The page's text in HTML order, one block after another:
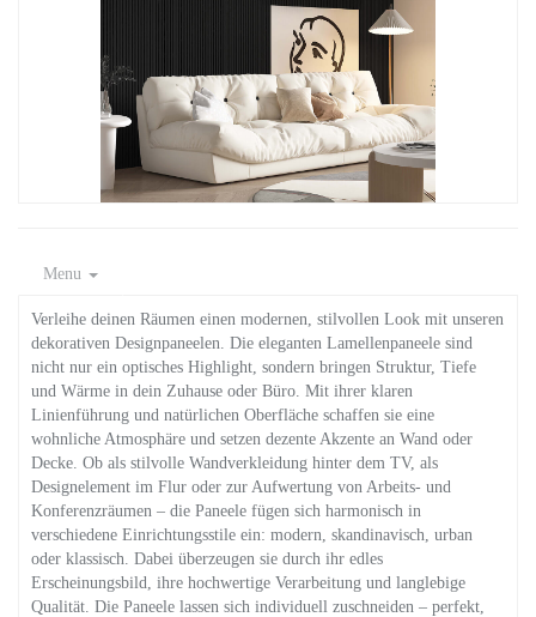
Menu
Verleihe deinen Räumen einen modernen, stilvollen Look mit unseren
dekorativen Designpaneelen. Die eleganten Lamellenpaneele sind
nicht nur ein optisches Highlight, sondern bringen Struktur, Tiefe
und Wärme in dein Zuhause oder Büro. Mit ihrer klaren
Linienführung und natürlichen Oberfläche schaffen sie eine
wohnliche Atmosphäre und setzen dezente Akzente an Wand oder
Decke. Ob als stilvolle Wandverkleidung hinter dem TV, als
Designelement im Flur oder zur Aufwertung von Arbeits- und
Konferenzräumen – die Paneele fügen sich harmonisch in
verschiedene Einrichtungsstile ein: modern, skandinavisch, urban
oder klassisch. Dabei überzeugen sie durch ihr edles
Erscheinungsbild, ihre hochwertige Verarbeitung und langlebige
Qualität. Die Paneele lassen sich individuell zuschneiden – perfekt,